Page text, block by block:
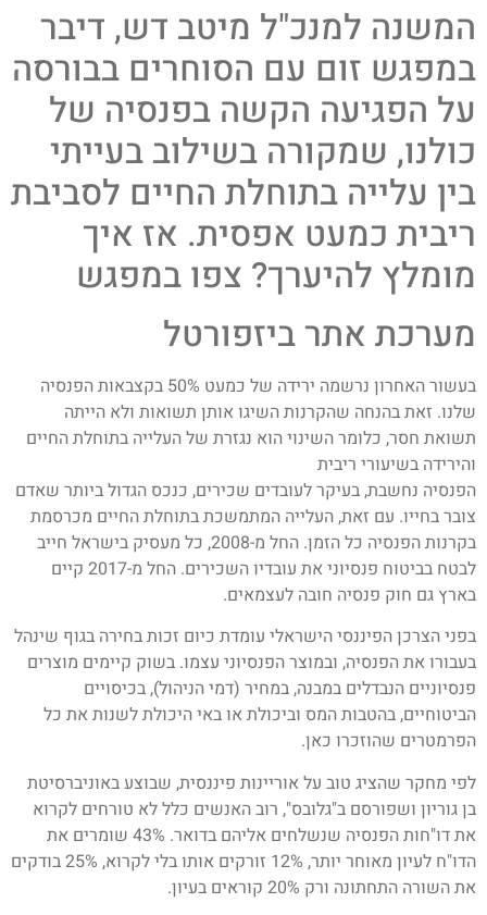
המשנה למנכ"ל מיטב דש, דיבר
במפגש זום עם הסוחרים בבורסה
על הפגיעה הקשה בפנסיה של
כולנו, שמקורה בשילוב בעייתי
בין עלייה בתוחלת החיים לסביבת
ריבית כמעט אפסית. אז איך
מומלץ להיערך? צפו במפגש
מערכת אתר ביזפורטל
בעשור האחרון נרשמה ירידה של כמעט 50% בקצבאות הפנסיה
שלנו. זאת בהנחה שהקרנות השיגו אותן תשואות ולא הייתה
תשואת חסר, כלומר השינוי הוא נגזרת של העלייה בתוחלת החיים
והירידה בשיעורי ריבית
הפנסיה נחשבת, בעיקר לעובדים שכירים, כנכס הגדול ביותר שאדם
צובר בחייו. עם זאת, העלייה המתמשכת בתוחלת החיים מכרסמת
בקרנות הפנסיה כל הזמן. החל מ-2008, כל מעסיק בישראל חייב
לבטח בביטוח פנסיוני את עובדיו השכירים. החל מ-2017 קיים
בארץ גם חוק פנסיה חובה לעצמאים.
בפני הצרכן הפיננסי הישראלי עומדת כיום זכות בחירה בגוף שינהל
בעבורו את הפנסיה, ובמוצר הפנסיוני עצמו. בשוק קיימים מוצרים
פנסיוניים הנבדלים במבנה, במחיר (דמי הניהול), בכיסויים
הביטוחיים, בהטבות המס וביכולת או באי היכולת לשנות את כל
הפרמטרים שהוזכרו כאן.
לפי מחקר שהציג טוב על אוריינות פיננסית, שבוצע באוניברסיטת
בן גוריון ושפורסם ב"גלובס", רוב האנשים כלל לא טורחים לקרוא
את דו"חות הפנסיה שנשלחים אליהם בדואר. 43% שומרים את
הדו"ח לעיון מאוחר יותר, 12% זורקים אותו בלי לקרוא, 25% בודקים
את השורה התחתונה ורק 20% קוראים בעיון.